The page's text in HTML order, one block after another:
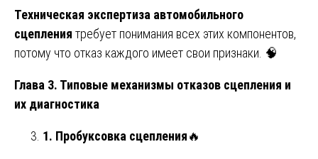
Техническая экспертиза автомобильного
сцепления требует понимания всех этих компонентов,
потому что отказ каждого имеет свои признаки. 🧠
Глава 3. Типовые механизмы отказов сцепления и
их диагностика
1. Пробуксовка сцепления🔥